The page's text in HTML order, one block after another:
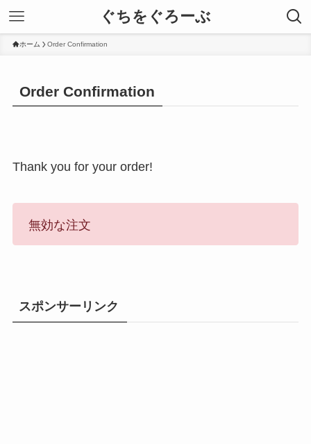
ぐちをぐろーぶ
ホーム Order Confirmation
Order Confirmation
Thank you for your order!
無効な注文
スポンサーリンク